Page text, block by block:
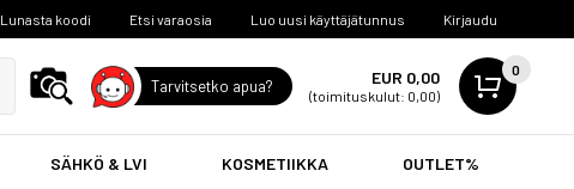
Lunasta koodi Etsi varaosia Luo uusi käyttäjätunnus Kirjaudu
Tarvitsetko apua? EUR 0,00
(toimituskulut: 0,00)
0
SÄHKÖ & LVI KOSMETIIKKA OUTLET%